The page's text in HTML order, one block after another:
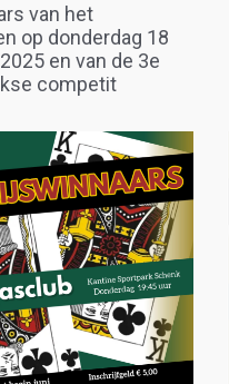
van het
op donderdag 18
en van de 3e
competit